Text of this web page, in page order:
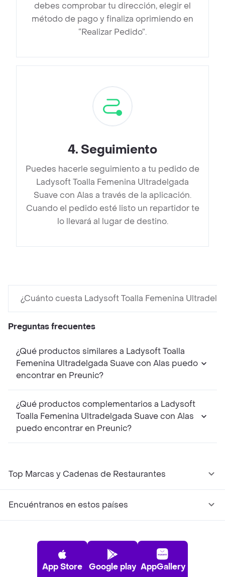
debes comprobar tu dirección, elegir el
método de pago y finaliza oprimiendo en
“Realizar Pedido”.
4. Seguimiento
Puedes hacerle seguimiento a tu pedido de
Ladysoft Toalla Femenina Ultradelgada
Suave con Alas a través de la aplicación.
Cuando el pedido esté listo un repartidor te
lo llevará al lugar de destino.
¿Cuánto cuesta Ladysoft Toalla Femenina
Preguntas frecuentes
¿Qué productos similares a Ladysoft Toalla
Femenina Ultradelgada Suave con Alas puedo
encontrar en Preunic?
¿Qué productos complementarios a Ladysoft
Toalla Femenina Ultradelgada Suave con Alas
puedo encontrar en Preunic?
Top Marcas y Cadenas de Restaurantes
Encuéntranos en estos países
App Store Google play AppGallery